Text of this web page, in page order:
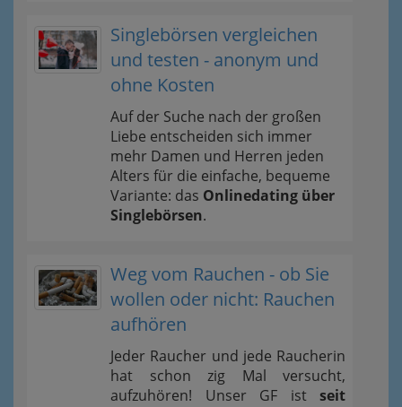
Singlebörsen vergleichen
und testen - anonym und
ohne Kosten
Auf der Suche nach der großen
Liebe entscheiden sich immer
mehr Damen und Herren jeden
Alters für die einfache, bequeme
Variante: das Onlinedating über
Singlebörsen.
Weg vom Rauchen - ob Sie
wollen oder nicht: Rauchen
aufhören
Jeder Raucher und jede Raucherin
hat schon zig Mal versucht,
aufzuhören! Unser GF ist seit